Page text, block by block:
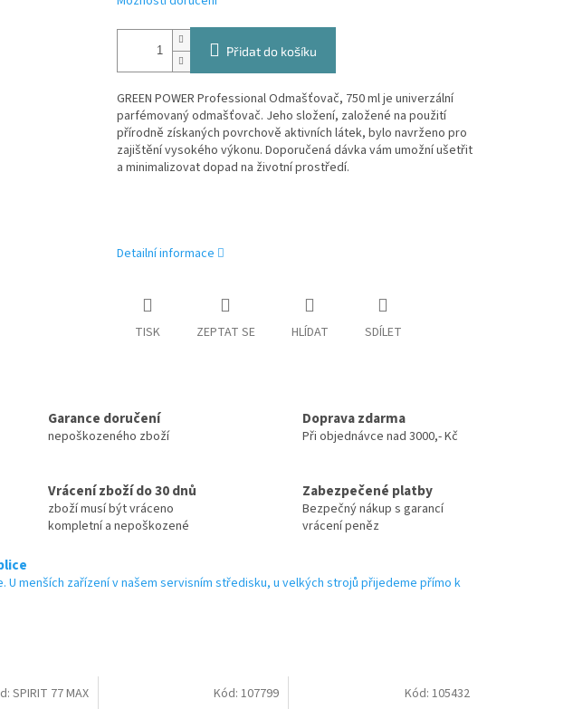
Přidat do košíku
GREEN POWER Professional Odmašťovač, 750 ml je univerzální
parfémovaný odmašťovač. Jeho složení, založené na použití
přírodně získaných povrchově aktivních látek, bylo navrženo pro
zajištění vysokého výkonu. Doporučená dávka vám umožní ušetřit
a minimalizovat dopad na životní prostředí.
Detailní informace
TISK ZEPTAT SE HLÍDAT SDÍLET
Garance doručení
nepoškozeného zboží
Doprava zdarma
Při objednávce nad 3000,- Kč
Vrácení zboží do 30 dnů
zboží musí být vráceno
kompletní a nepoškozené
Zabezpečené platby
Bezpečný nákup s garancí
vrácení peněz
menších zařízení v našem servisním středisku, u velkých strojů přijedeme přímo k
SPIRIT 77 MAX Kód:107799 Kód: 105432